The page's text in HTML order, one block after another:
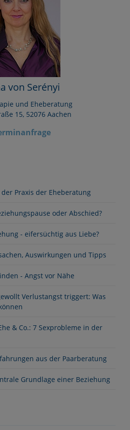
von Serényi
und Eheberatung
15, 52076 Aachen
Praxis der Eheberatung
oder Abschied?
- eifersüchtig aus Liebe?
Auswirkungen und Tipps
- Angst vor Nähe
Verlustangst triggert: Was
& Co.: 7 Sexprobleme in der
aus der Paarberatung
Grundlage einer Beziehung